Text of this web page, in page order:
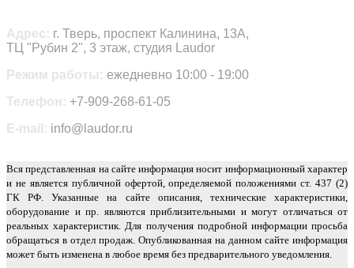
Адрес: г. Тверь, проспект Калинина, 13А,
ТЦ "Рубин 2", 3 этаж, студия Laudor
Режим работы: ежедневно 10:00 - 19:00
Телефон: +7-909-268-61-05
E-mail: info@laudor.ru
Вся представленная на сайте информация носит информационный характер
и не является публичной офертой, определяемой положениями ст. 437 (2)
ГК РФ. Указанные на сайте описания, технические характеристики,
оборудование и пр. являются приблизительными и могут отличаться от
реальных характеристик. Для получения подробной информации просьба
обращаться в отдел продаж. Опубликованная на данном сайте информация
может быть изменена в любое время без предварительного уведомления.